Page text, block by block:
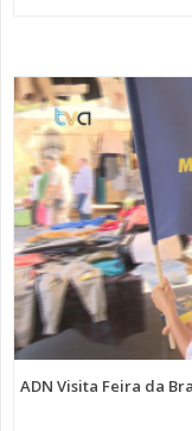
ADN Visita Feira da